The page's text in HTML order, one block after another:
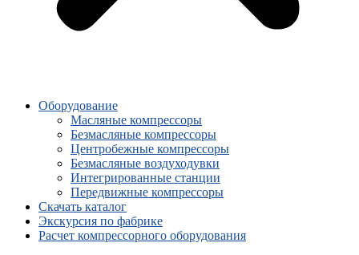
Оборудование
Масляные компрессоры
Безмасляные компрессоры
Центробежные компрессоры
Безмасляные воздуходувки
Интегрированные станции
Передвижные компрессоры
Скачать каталог
Экскурсия по фабрике
Расчет компрессорного оборудования